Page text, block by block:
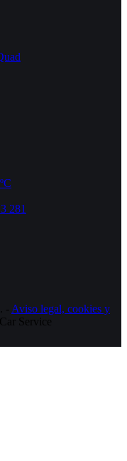
281
- Aviso legal, cookies y
Service